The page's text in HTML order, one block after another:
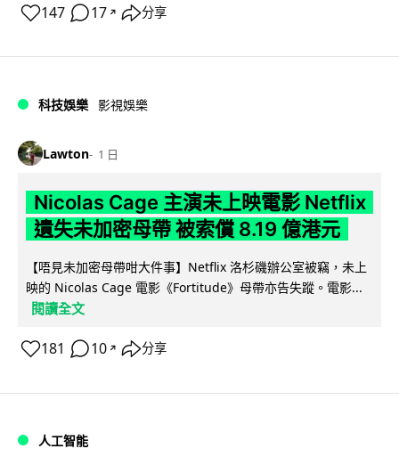
147 17 ↗ 分享
科技娛樂 影視娛樂
Lawton 1 日
Nicolas Cage 主演未上映電影 Netflix
遺失未加密母帶 被索償 8.19 億港元
【唔見未加密母帶咁大件事】Netflix 洛杉磯辦公室被竊，未上
映的 Nicolas Cage 電影《Fortitude》母帶亦告失蹤。電影...
閱讀全文
181 10 ↗ 分享
人工智能